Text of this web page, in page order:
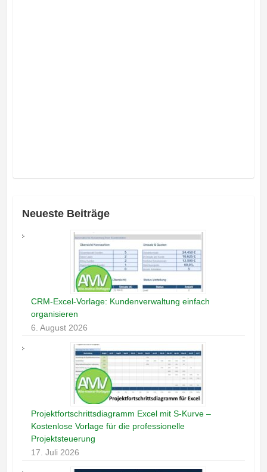
Neueste Beiträge
CRM-Excel-Vorlage: Kundenverwaltung einfach
organisieren
6. August 2026
Projektfortschrittsdiagramm Excel mit S-Kurve –
Kostenlose Vorlage für die professionelle
Projektsteuerung
17. Juli 2026